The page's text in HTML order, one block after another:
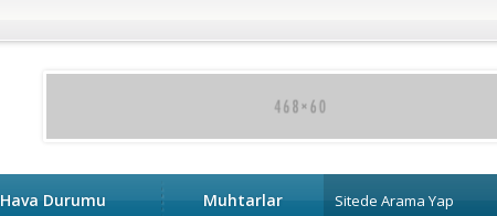
Hava Durumu Muhtarlar